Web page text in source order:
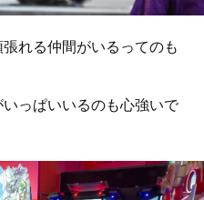
れる仲間がいるってのも
っぱいいるのも心強いで